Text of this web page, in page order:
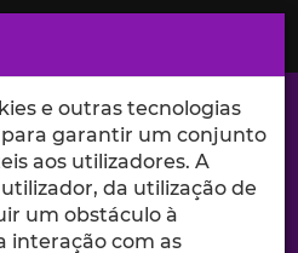
e ciência no Iscte
e outras tecnologias
para garantir um conjunto
aos utilizadores. A
da utilização de
um obstáculo à
interação com as